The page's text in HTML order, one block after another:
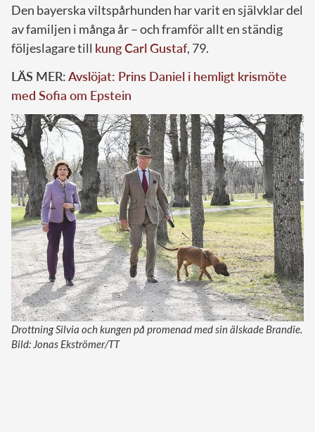
Den bayerska viltspårhunden har varit en självklar del
av familjen i många år – och framför allt en ständig
följeslagare till kung Carl Gustaf, 79.
LÄS MER:Avslöjat: Prins Daniel i hemligt krismöte
med Sofia om Epstein
Drottning Silvia och kungen på promenad med sin älskade Brandie.
Bild: Jonas Ekströmer/TT